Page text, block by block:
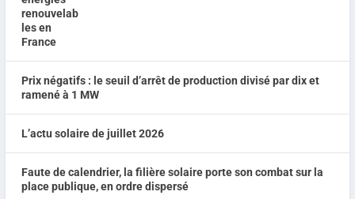
Prix négatifs : le seuil d’arrêt de production divisé par dix et
ramené à 1 MW
L’actu solaire de juillet 2026
Faute de calendrier, la filière solaire porte son combat sur la
place publique, en ordre dispersé